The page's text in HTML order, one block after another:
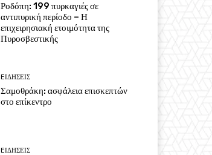
Ροδόπη: 199 πυρκαγιές σε
αντιπυρική περίοδο – Η
επιχειρησιακή ετοιμότητα της
Πυροσβεστικής
EΙΔΗΣΕΙΣ
Σαμοθράκη: ασφάλεια επισκεπτών
στο επίκεντρο
EΙΔΗΣΕΙΣ